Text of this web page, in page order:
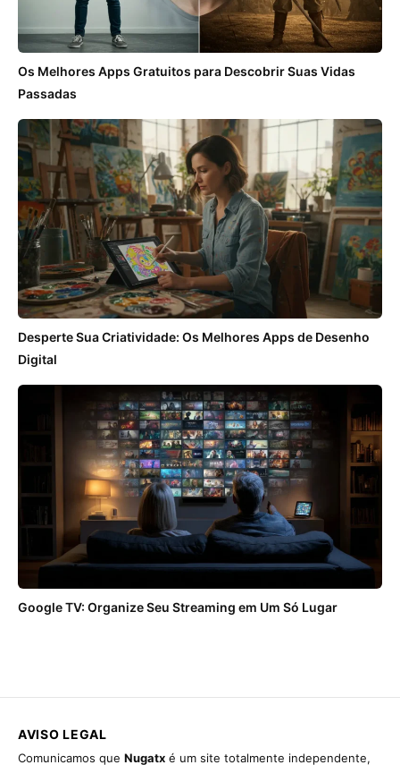
Os Melhores Apps Gratuitos para Descobrir Suas Vidas
Passadas
Desperte Sua Criatividade: Os Melhores Apps de Desenho
Digital
Google TV: Organize Seu Streaming em Um Só Lugar
AVISO LEGAL
Comunicamos que Nugatx é um site totalmente independente,